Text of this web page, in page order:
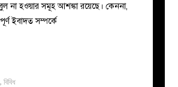
না হওয়ার সমূহ আশঙ্কা রয়েছে। কেননা,
ইবাদত সম্পর্কে
, বিবিধ